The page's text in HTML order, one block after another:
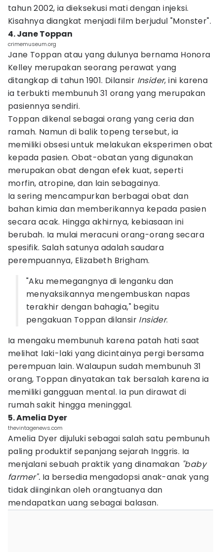
tahun 2002, ia dieksekusi mati dengan injeksi.
Kisahnya diangkat menjadi film berjudul "Monster".
4. Jane Toppan
crimemuseum.org
Jane Toppan atau yang dulunya bernama Honora
Kelley merupakan seorang perawat yang
ditangkap di tahun 1901. Dilansir Insider, ini karena
ia terbukti membunuh 31 orang yang merupakan
pasiennya sendiri.
Toppan dikenal sebagai orang yang ceria dan
ramah. Namun di balik topeng tersebut, ia
memiliki obsesi untuk melakukan eksperimen obat
kepada pasien. Obat-obatan yang digunakan
merupakan obat dengan efek kuat, seperti
morfin, atropine, dan lain sebagainya.
Ia sering mencampurkan berbagai obat dan
bahan kimia dan memberikannya kepada pasien
secara acak. Hingga akhirnya, kebiasaan ini
berubah. Ia mulai meracuni orang-orang secara
spesifik. Salah satunya adalah saudara
perempuannya, Elizabeth Brigham.
"Aku memegangnya di lenganku dan
menyaksikannya mengembuskan napas
terakhir dengan bahagia," begitu
pengakuan Toppan dilansir Insider.
Ia mengaku membunuh karena patah hati saat
melihat laki-laki yang dicintainya pergi bersama
perempuan lain. Walaupun sudah membunuh 31
orang, Toppan dinyatakan tak bersalah karena ia
memiliki gangguan mental. Ia pun dirawat di
rumah sakit hingga meninggal.
5. Amelia Dyer
thevintagenews.com
Amelia Dyer dijuluki sebagai salah satu pembunuh
paling produktif sepanjang sejarah Inggris. Ia
menjalani sebuah praktik yang dinamakan "baby
farmer". Ia bersedia mengadopsi anak-anak yang
tidak diinginkan oleh orangtuanya dan
mendapatkan uang sebagai balasan.